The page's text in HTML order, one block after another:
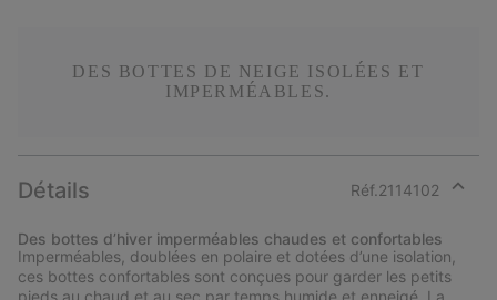
DES BOTTES DE NEIGE ISOLÉES ET
IMPERMÉABLES.
Détails Réf. 2114102
section
Des bottes d’hiver imperméables chaudes et confortables
Imperméables, doublées en polaire et dotées d’une isolation,
ces bottes confortables sont conçues pour garder les petits